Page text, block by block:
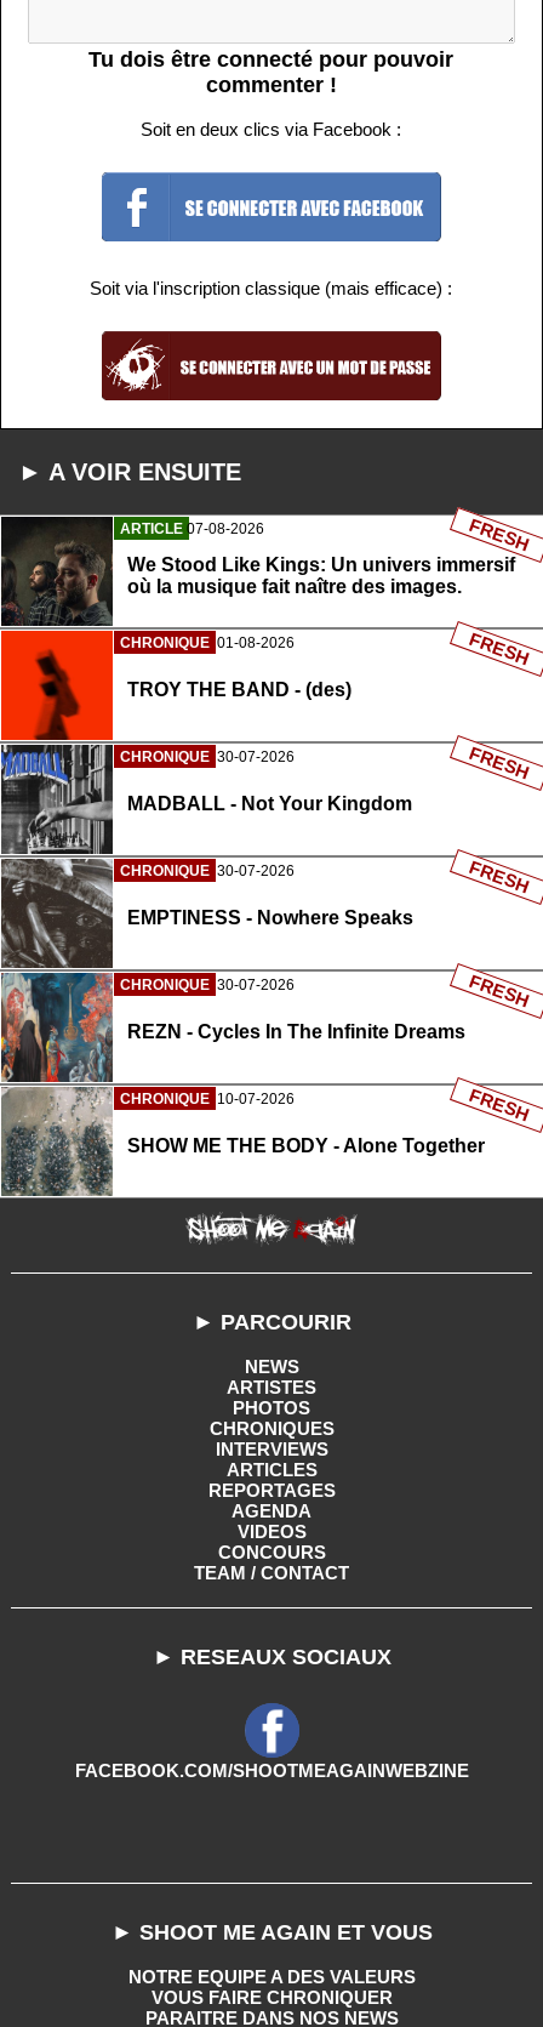
Tu dois être connecté pour pouvoir
commenter !
Soit en deux clics via Facebook :
Soit via l'inscription classique (mais efficace) :
► A VOIR ENSUITE
ARTICLE 07-08-2026
We Stood Like Kings: Un univers immersif
où la musique fait naître des images.
FRESH
CHRONIQUE 01-08-2026
TROY THE BAND - (des)
FRESH
CHRONIQUE 30-07-2026
MADBALL - Not Your Kingdom
FRESH
CHRONIQUE 30-07-2026
EMPTINESS - Nowhere Speaks
FRESH
CHRONIQUE 30-07-2026
REZN - Cycles In The Infinite Dreams
FRESH
CHRONIQUE 10-07-2026
SHOW ME THE BODY - Alone Together
FRESH
► PARCOURIR
NEWS
ARTISTES
PHOTOS
CHRONIQUES
INTERVIEWS
ARTICLES
REPORTAGES
AGENDA
VIDEOS
CONCOURS
TEAM / CONTACT
► RESEAUX SOCIAUX
FACEBOOK.COM/SHOOTMEAGAINWEBZINE
► SHOOT ME AGAIN ET VOUS
NOTRE EQUIPE A DES VALEURS
VOUS FAIRE CHRONIQUER
PARAITRE DANS NOS NEWS